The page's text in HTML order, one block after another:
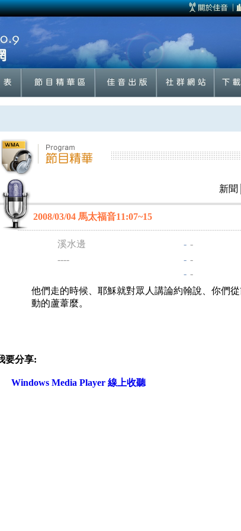
新聞
2008/03/04 馬太福音11:07~15
溪水邊 - -
----
- -
- -
他們走的時候、耶穌就對眾人講論約翰說、你們
動的蘆葦麼。
要分享:
Windows Media Player 線上收聽